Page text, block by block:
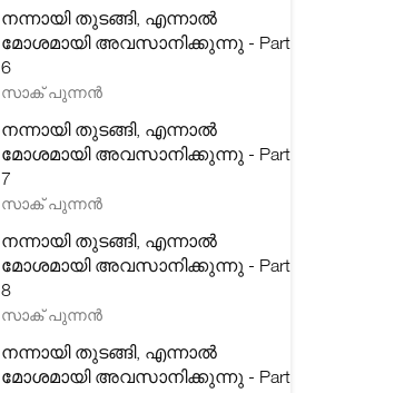
നന്നായി തുടങ്ങി, എന്നാൽ
മോശമായി അവസാനിക്കുന്നു - Part
6
സാക് പുന്നൻ
നന്നായി തുടങ്ങി, എന്നാൽ
മോശമായി അവസാനിക്കുന്നു - Part
7
സാക് പുന്നൻ
നന്നായി തുടങ്ങി, എന്നാൽ
മോശമായി അവസാനിക്കുന്നു - Part
8
സാക് പുന്നൻ
നന്നായി തുടങ്ങി, എന്നാൽ
മോശമായി അവസാനിക്കുന്നു - Part